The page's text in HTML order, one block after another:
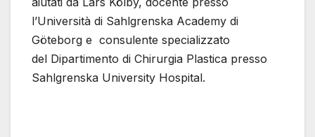
l’Università di Sahlgrenska Academy di
Göteborg e consulente specializzato
del Dipartimento di Chirurgia Plastica presso
Sahlgrenska University Hospital.